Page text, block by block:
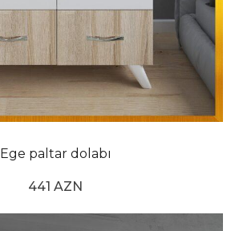
Ege paltar dolabı
441 AZN